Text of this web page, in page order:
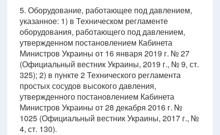
5. Оборудование, работающее под давлением,
указанное: 1) в Техническом регламенте
оборудования, работающего под давлением,
утвержденном постановлением Кабинета
Министров Украины от 16 января 2019 г. № 27
(Официальный вестник Украины, 2019 г., № 9, ст.
325); 2) в пункте 2 Технического регламента
простых сосудов высокого давления,
утвержденного постановлением Кабинета
Министров Украины от 28 декабря 2016 г. №
1025 (Официальный вестник Украины, 2017 г., №
4, ст. 130).